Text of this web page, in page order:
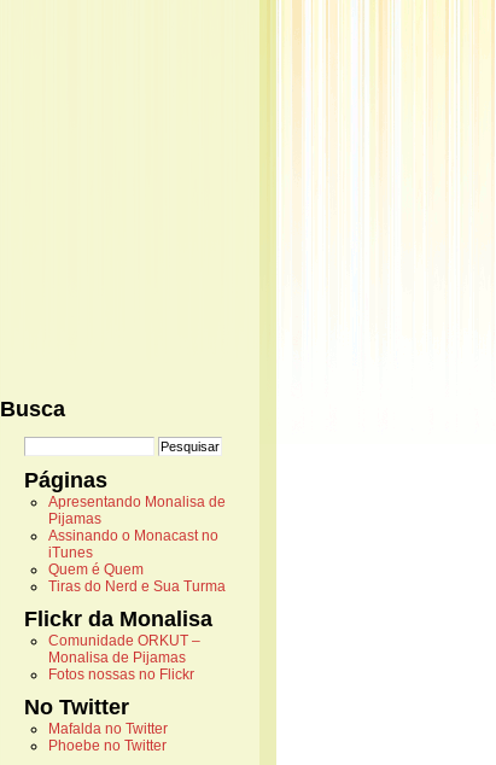
Busca
Páginas
Apresentando Monalisa de
Pijamas
Assinando o Monacast no
iTunes
Quem é Quem
Tiras do Nerd e Sua Turma
Flickr da Monalisa
Comunidade ORKUT –
Monalisa de Pijamas
Fotos nossas no Flickr
No Twitter
Mafalda no Twitter
Phoebe no Twitter